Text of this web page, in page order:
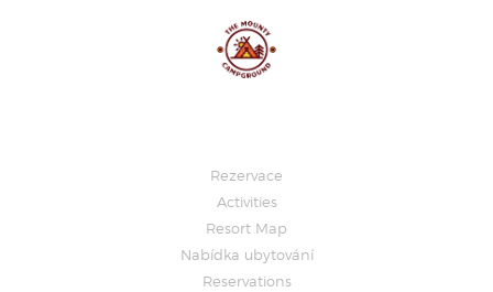
Rezervace
Activities
Resort Map
Nabídka ubytování
Reservations